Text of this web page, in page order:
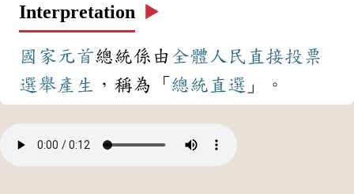
Interpretation ▶️
國家 元首總統係由 全體 人民 直接投票
選舉 產生 ，稱為「 總統直選 」。